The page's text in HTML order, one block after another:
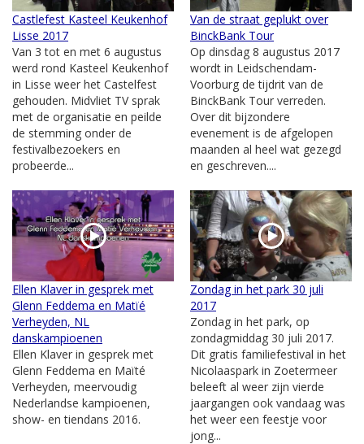
Castlefest Kasteel Keukenhof
Lisse 2017
Van 3 tot en met 6 augustus
werd rond Kasteel Keukenhof
in Lisse weer het Castelfest
gehouden. Midvliet TV sprak
met de organisatie en peilde
de stemming onder de
festivalbezoekers en
probeerde...
Van de straat geplukt over
BinckBank Tour
Op dinsdag 8 augustus 2017
wordt in Leidschendam-
Voorburg de tijdrit van de
BinckBank Tour verreden.
Over dit bijzondere
evenement is de afgelopen
maanden al heel wat gezegd
en geschreven....
Ellen Klaver in gesprek met
Glenn Feddema en Matïé
Verheyden, NL
danskampioenen
Ellen Klaver in gesprek met
Glenn Feddema en Maïté
Verheyden, meervoudig
Nederlandse kampioenen,
show- en tiendans 2016.
Zondag in het park 30 juli
2017
Zondag in het park, op
zondagmiddag 30 juli 2017.
Dit gratis familiefestival in het
Nicolaaspark in Zoetermeer
beleeft al weer zijn vierde
jaargangen ook vandaag was
het weer een feestje voor
jong...